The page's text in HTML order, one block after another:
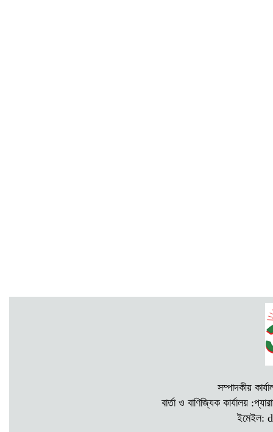
সম্পাদকীয়
বার্তা ও বাণিজ্যিক কার্যালয়
ইমেইল: